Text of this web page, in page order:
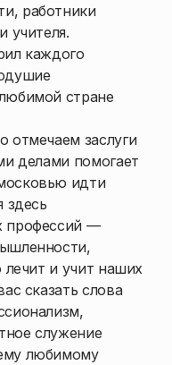
работники
учителя.
каждого
стране
отмечаем заслуги
делами помогает
идти
здесь
профессий —
лечит и учит наших
сказать слова
служение
любимому